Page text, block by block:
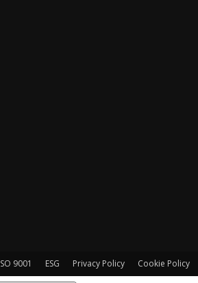
9001 ESG Privacy Policy Cookie Policy